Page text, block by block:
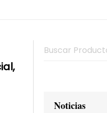
Noticias